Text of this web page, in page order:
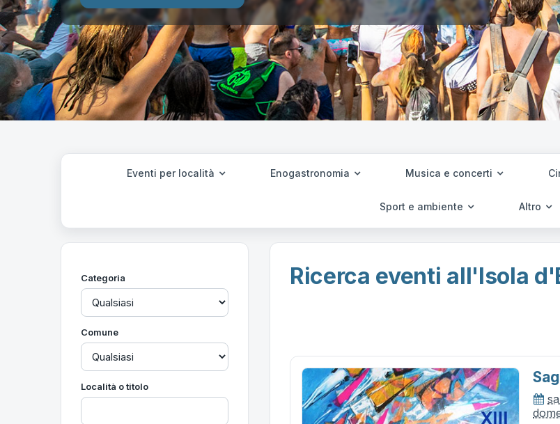
Eventi per località Enogastronomia Musica e concerti
Sport e ambiente Altro
Categoria
Comune
Località o titolo
Ricerca eventi all'Isola